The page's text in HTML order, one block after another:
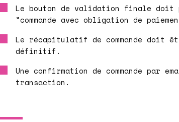
Le bouton de validation finale doit
"commande avec obligation de
Le récapitulatif de commande doit
définitif.
Une confirmation de commande
transaction.